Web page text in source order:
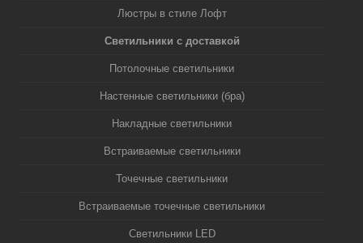
Люстры в стиле Лофт
Светильники с доставкой
Потолочные светильники
Настенные светильники (бра)
Накладные светильники
Встраиваемые светильники
Точечные светильники
Встраиваемые точечные светильники
Светильники LED